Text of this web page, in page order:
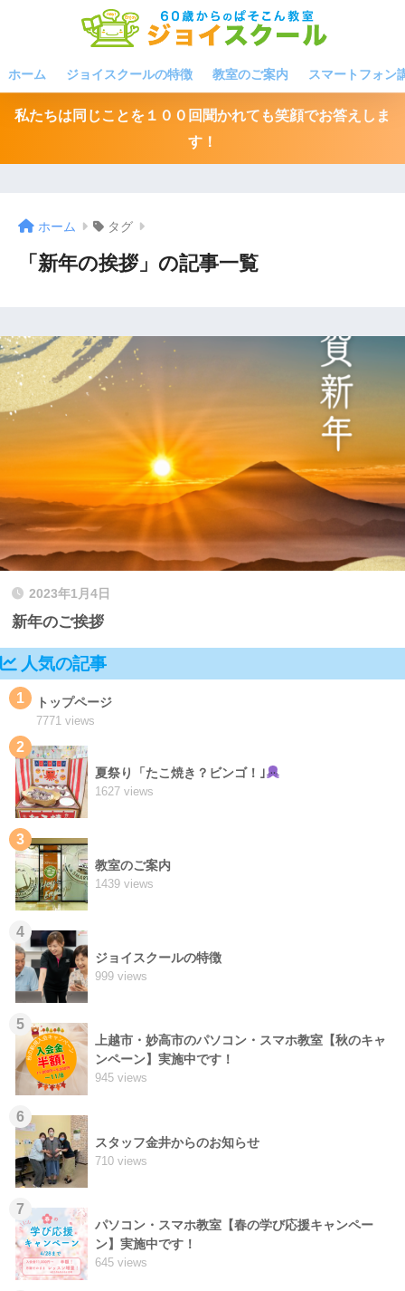
ホーム ジョイスクールの特徴 教室のご案内 スマートフォン
私たちは同じことを１００回聞かれても笑顔でお答えしま
す！
ホーム タグ
「新年の挨拶」の記事一覧
2023年1月4日
新年のご挨拶
人気の記事
1 トップページ
7771 views
2
夏祭り「たこ焼き？ビンゴ！｣
1627 views
3
教室のご案内
1439 views
4
ジョイスクールの特徴
999 views
5
上越市・妙高市のパソコン・スマホ教室【秋のキャ
ンペーン】実施中です！
945 views
6
スタッフ金井からのお知らせ
710 views
7
パソコン・スマホ教室【春の学び応援キャンペー
ン】実施中です！
645 views